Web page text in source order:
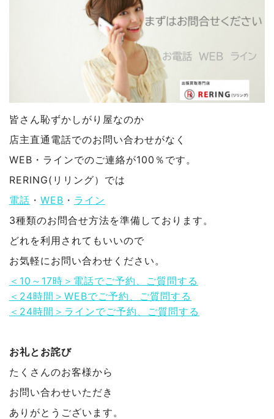
皆さん恥ずかしがり屋なのか
店主直通電話でのお問い合わせがなく
WEB・ラインでのご連絡が100％です。
RERING(リリング）では
電話 ・ WEB ・ ライン
3種類のお問合せ方法を準備しております。
どれを利用されてもいいので
お気軽にお問い合わせください。
＜10～17時＞電話でご予約、ご質問する
＜24時間＞WEBでご予約、ご質問する
＜24時間＞ラインでご予約、ご質問する
お礼とお詫び
たくさんのお客様から
お問い合わせいただき
ありがとうございます。